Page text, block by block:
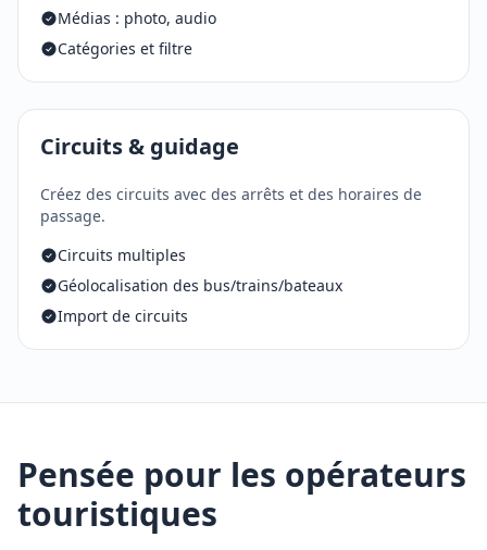
Médias : photo, audio
Catégories et filtre
Circuits & guidage
Créez des circuits avec des arrêts et des horaires de
passage.
Circuits multiples
Géolocalisation des bus/trains/bateaux
Import de circuits
Pensée pour les opérateurs
touristiques